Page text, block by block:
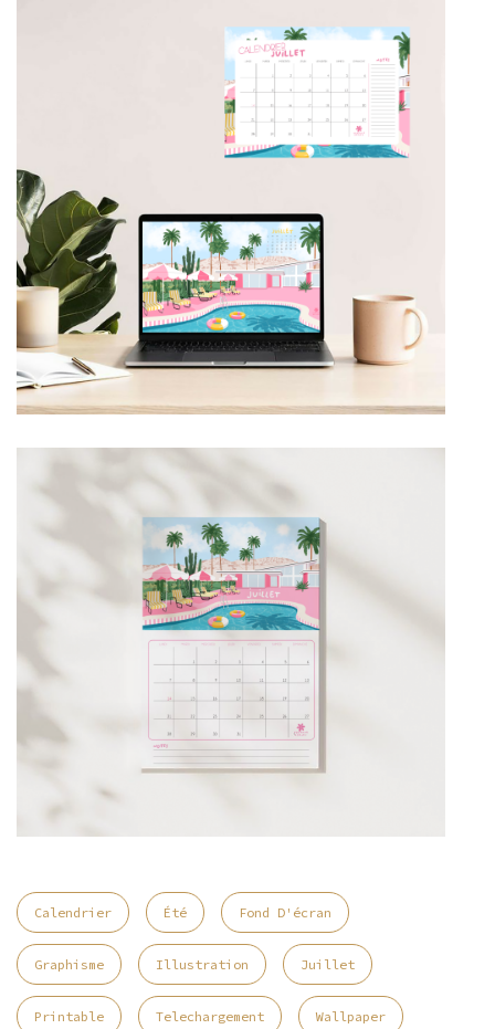
Calendrier Été Fond D'écran
Graphisme Illustration Juillet
Printable Telechargement Wallpaper